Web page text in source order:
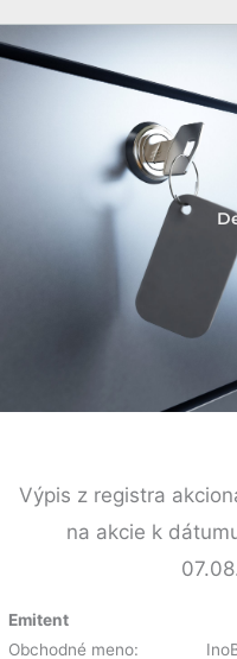
Výpis z registra
na akcie k
Emitent
Obchodné meno: